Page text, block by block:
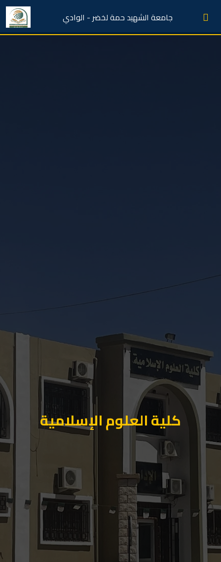
جامعة الشهيد حمة لخضر - الوادي
كلية العلوم الإسلامية